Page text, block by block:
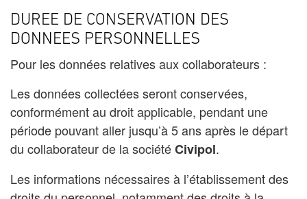
DUREE DE CONSERVATION DES
DONNEES PERSONNELLES
Pour les données relatives aux collaborateurs :
Les données collectées seront conservées,
conformément au droit applicable, pendant une
période pouvant aller jusqu’à 5 ans après le départ
du collaborateur de la sociétéCivipol.
Les informations nécessaires à l’établissement des